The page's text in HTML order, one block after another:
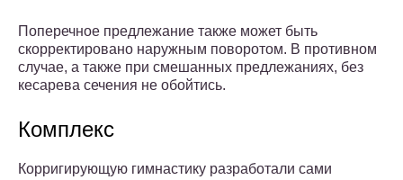
Поперечное предлежание также может быть
скорректировано наружным поворотом. В противном
случае, а также при смешанных предлежаниях, без
кесарева сечения не обойтись.
Комплекс
Корригирующую гимнастику разработали сами